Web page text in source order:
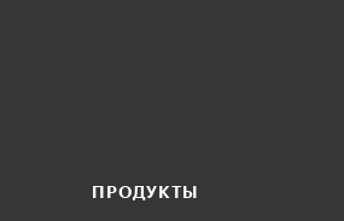
ПРОДУКТЫ